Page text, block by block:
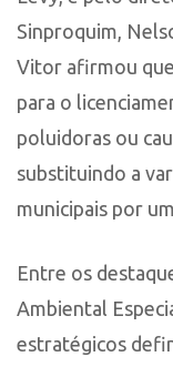
Sinproquim,
Vitor afirmou
para o
poluidoras ou
substituindo a
municipais por
Entre os
Ambiental
estratégicos